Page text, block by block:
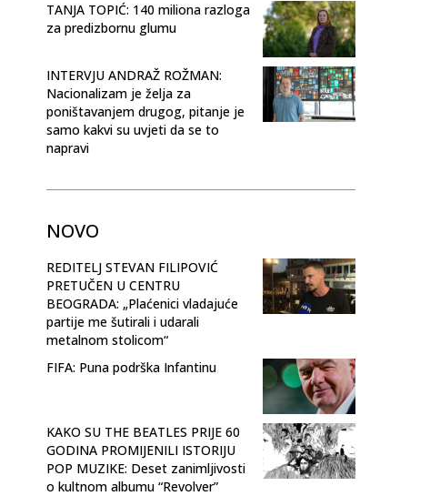
TANJA TOPIĆ: 140 miliona razloga
za predizbornu glumu
INTERVJU ANDRAŽ ROŽMAN:
Nacionalizam je želja za
poništavanjem drugog, pitanje je
samo kakvi su uvjeti da se to
napravi
NOVO
REDITELJ STEVAN FILIPOVIĆ
PRETUČEN U CENTRU
BEOGRADA: „Plaćenici vladajuće
partije me šutirali i udarali
metalnom stolicom“
FIFA: Puna podrška Infantinu
KAKO SU THE BEATLES PRIJE 60
GODINA PROMIJENILI ISTORIJU
POP MUZIKE: Deset zanimljivosti
o kultnom albumu “Revolver”